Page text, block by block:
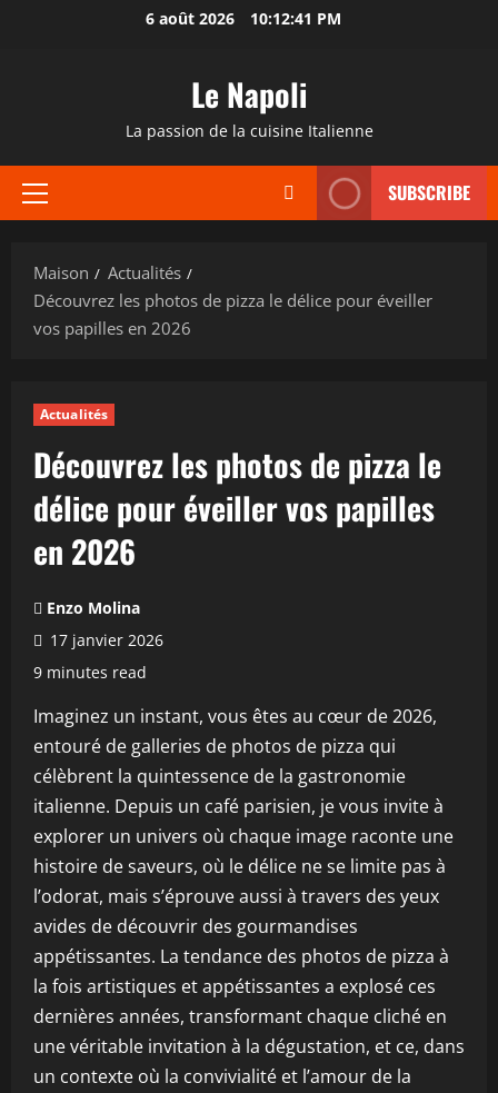
6 août 2026 10:12:41 PM
Le Napoli
La passion de la cuisine Italienne
Menu
SUBSCRIBE
Maison
Actualités
Découvrez les photos de pizza le délice pour éveiller
vos papilles en 2026
Actualités
Découvrez les photos de pizza le
délice pour éveiller vos papilles
en 2026
Enzo Molina
17 janvier 2026
9 minutes read
Imaginez un instant, vous êtes au cœur de 2026,
entouré de galleries de photos de pizza qui
célèbrent la quintessence de la gastronomie
italienne. Depuis un café parisien, je vous invite à
explorer un univers où chaque image raconte une
histoire de saveurs, où le délice ne se limite pas à
l’odorat, mais s’éprouve aussi à travers des yeux
avides de découvrir des gourmandises
appétissantes. La tendance des photos de pizza à
la fois artistiques et appétissantes a explosé ces
dernières années, transformant chaque cliché en
une véritable invitation à la dégustation, et ce, dans
un contexte où la convivialité et l’amour de la